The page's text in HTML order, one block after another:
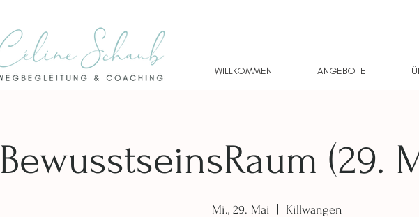
WILLKOMMEN ANGEBOTE
BewusstseinsRaum (29.
Mi., 29. Mai Killwangen